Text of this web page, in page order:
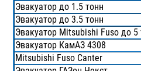
Эвакуатор до 1.5 тонн
Эвакуатор до 3.5 тонн
Эвакуатор Mitsubishi Fuso до 5
Эвакуатор КамАЗ 4308
Mitsubishi Fuso Canter